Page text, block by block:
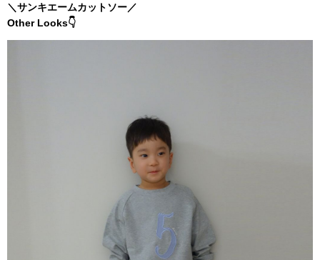
＼サンキエームカットソー／
Other Looks👇